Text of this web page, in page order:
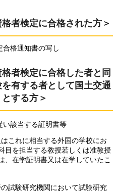
者検定に合格された方＞
格通知書の写し
者検定に合格した者と同
有する者として国土交通
する方＞
い該当する証明書等
これに相当する外国の学校にお
目を担当する教授若しくは准教授
、在学証明書又は在学していたこ
試験研究機関において試験研究